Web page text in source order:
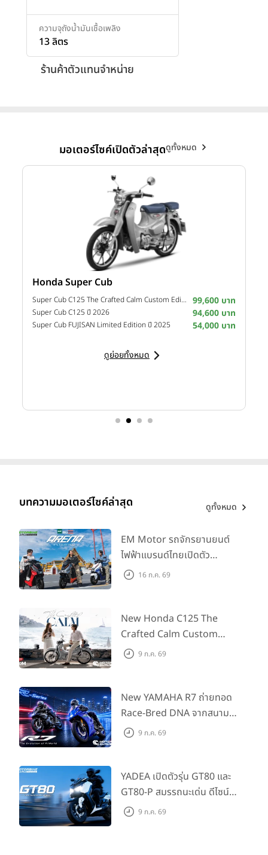
ความจุถังน้ำมันเชื้อเพลิง
13 ลิตร
ร้านค้าตัวแทนจำหน่าย
มอเตอร์ไซค์เปิดตัวล่าสุดดูทั้งหมด
Honda Super Cub
Super Cub C125 The Crafted Calm Custom Edition ปี 2026 99,600 บาท
Super Cub C125 ปี 2026 94,600 บาท
Super Cub FUJISAN Limited Edition ปี 2025 54,000 บาท
ดูย่อยทั้งหมด
บทความมอเตอร์ไซค์ล่าสุด ดูทั้งหมด
EM Motor รถจักรยานยนต์
ไฟฟ้าแบรนด์ไทยเปิดตัว
ARENA ที่มาในราคาพิเศษ
555 คันแรกรับฟรี Adapter
Type2 ฟรี
16 ก.ค. 69
New Honda C125 The
Crafted Calm Custom
Edition ถ่ายทอดความคลาสสิ
House Flagship Store ทั่ว
ประเทศ
9 ก.ค. 69
New YAMAHA R7 ถ่ายทอด
Race-Bred DNA จากสนาม
แข่งสู่ซูเปอร์สปอร์ตคลาสกลาง
9 ก.ค. 69
YADEA เปิดตัวรุ่น GT80 และ
GT80-P สมรรถนะเด่น ดีไซน์หรู
ปลอดภัย ราคาเข้าถึงง่าย จด
9 ก.ค. 69